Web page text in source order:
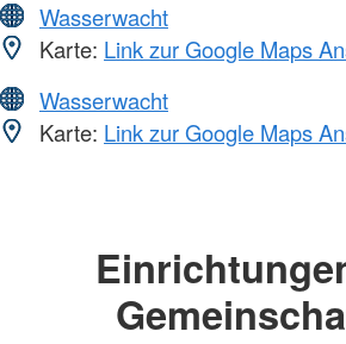
Wasserwacht
Karte: Link zur Google Maps
Wasserwacht
Karte: Link zur Google Maps